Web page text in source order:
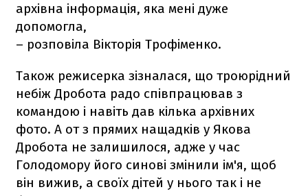
архівна інформація, яка мені дуже
допомогла,
– розповіла Вікторія Трофіменко.
Також режисерка зізналася, що троюрідний
небіж Дробота радо співпрацював з
командою і навіть дав кілька архівних
фото. А от з прямих нащадків у Якова
Дробота не залишилося, адже у час
Голодомору його синові змінили ім'я, щоб
він вижив, а своїх дітей у нього так і не